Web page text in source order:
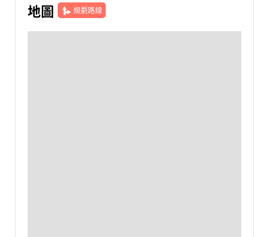
地圖 規劃路線